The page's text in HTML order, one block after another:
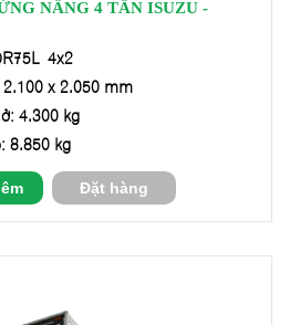
NÂNG 4 TẤN ISUZU -
4x2
x 2.050 mm
4.300 kg
8.850 kg
Đặt hàng